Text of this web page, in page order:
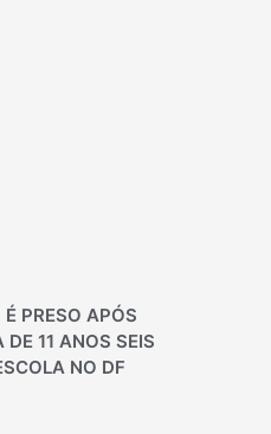
PRESO APÓS
DE 11 ANOS SEIS
NO DF